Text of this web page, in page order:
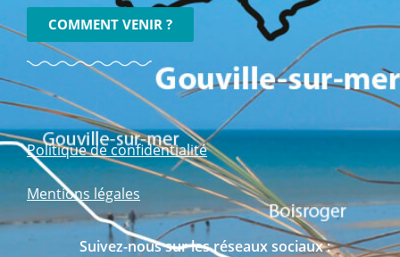
COMMENT VENIR ?
Politique de confidentialité
Mentions légales
Suivez-nous sur les réseaux sociaux :